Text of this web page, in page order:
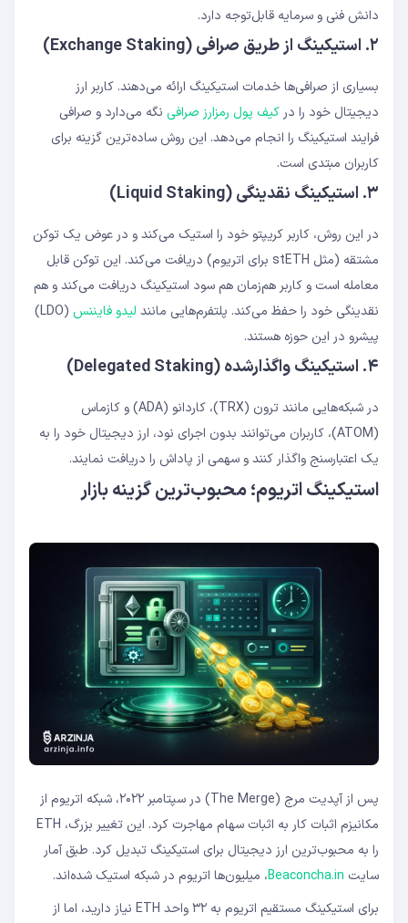
دانش فنی و سرمایه قابل‌توجه دارد.
۲. استیکینگ از طریق صرافی (Exchange Staking)
بسیاری از صرافی‌ها خدمات استیکینگ ارائه می‌دهند. کاربر ارز
دیجیتال خود را در کیف پول رمزارز صرافی نگه می‌دارد و صرافی
فرایند استیکینگ را انجام می‌دهد. این روش ساده‌ترین گزینه برای
کاربران مبتدی است.
۳. استیکینگ نقدینگی (Liquid Staking)
در این روش، کاربر کریپتو خود را استیک می‌کند و در عوض یک توکن
مشتقه (مثل stETH برای اتریوم) دریافت می‌کند. این توکن قابل
معامله است و کاربر هم‌زمان هم سود استیکینگ دریافت می‌کند و هم
نقدینگی خود را حفظ می‌کند. پلتفرم‌هایی مانند لیدو فایننس
(LDO)
پیشرو در این حوزه هستند.
۴. استیکینگ واگذارشده (Delegated Staking)
در شبکه‌هایی مانند ترون (TRX)، کاردانو (ADA) و کازماس
(ATOM)، کاربران می‌توانند بدون اجرای نود، ارز دیجیتال خود را به
یک اعتبارسنج واگذار کنند و سهمی از پاداش را دریافت نمایند.
استیکینگ اتریوم؛ محبوب‌ترین گزینه بازار
پس از آپدیت مرج (The Merge) در سپتامبر ۲۰۲۲، شبکه اتریوم از
مکانیزم اثبات کار به اثبات سهام مهاجرت کرد. این تغییر بزرگ، ETH
را به محبوب‌ترین ارز دیجیتال برای استیکینگ تبدیل کرد. طبق آمار
سایت Beaconcha.in، میلیون‌ها اتریوم در شبکه استیک شده‌اند.
برای استیکینگ مستقیم اتریوم به ۳۲ واحد ETH نیاز دارید، اما از